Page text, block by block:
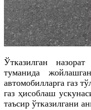
Ўтказилган
туманида
автомобилларга газ
газ ҳисоблаш
таъсир ўтказилгани